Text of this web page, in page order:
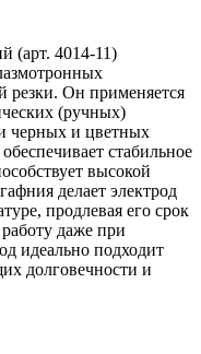
(арт. 4014-11)
резки. Он применяется
(ручных)
черных и цветных
стабильное
высокой
делает электрод
продлевая его срок
даже при
идеально подходит
долговечности и